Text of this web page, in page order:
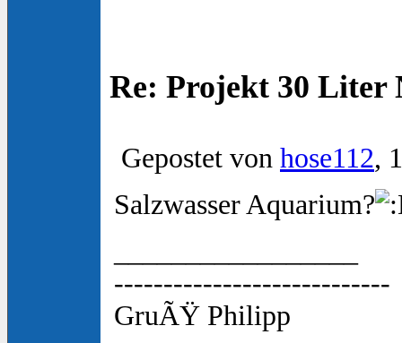
Re: Projekt 30 Liter
Gepostet von hose112,
Salzwasser Aquarium?
----------------------------
GruÃŸ Philipp